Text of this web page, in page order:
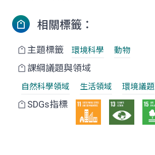
相關標籤：
主題標籤 環境科學 動物
課綱議題與領域
自然科學領域 生活領域 環境議題
SDGs指標